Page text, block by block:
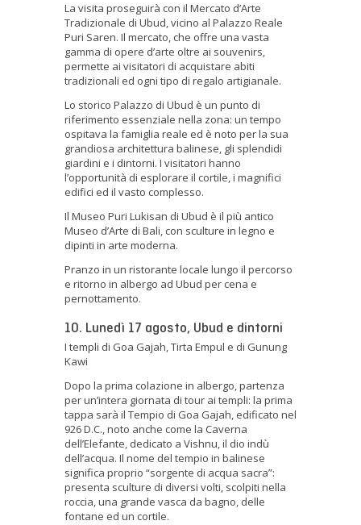
La visita proseguirà con il Mercato d’Arte
Tradizionale di Ubud, vicino al Palazzo Reale
Puri Saren. Il mercato, che offre una vasta
gamma di opere d’arte oltre ai souvenirs,
permette ai visitatori di acquistare abiti
tradizionali ed ogni tipo di regalo artigianale.
Lo storico Palazzo di Ubud è un punto di
riferimento essenziale nella zona: un tempo
ospitava la famiglia reale ed è noto per la sua
grandiosa architettura balinese, gli splendidi
giardini e i dintorni. I visitatori hanno
l’opportunità di esplorare il cortile, i magnifici
edifici ed il vasto complesso.
Il Museo Puri Lukisan di Ubud è il più antico
Museo d’Arte di Bali, con sculture in legno e
dipinti in arte moderna.
Pranzo in un ristorante locale lungo il percorso
e ritorno in albergo ad Ubud per cena e
pernottamento.
10. Lunedì 17 agosto, Ubud e dintorni
I templi di Goa Gajah, Tirta Empul e di Gunung
Kawi
Dopo la prima colazione in albergo, partenza
per un’intera giornata di tour ai templi: la prima
tappa sarà il Tempio di Goa Gajah, edificato nel
926 D.C., noto anche come la Caverna
dell’Elefante, dedicato a Vishnu, il dio indù
dell’acqua. Il nome del tempio in balinese
significa proprio “sorgente di acqua sacra”:
presenta sculture di diversi volti, scolpiti nella
roccia, una grande vasca da bagno, delle
fontane ed un cortile.